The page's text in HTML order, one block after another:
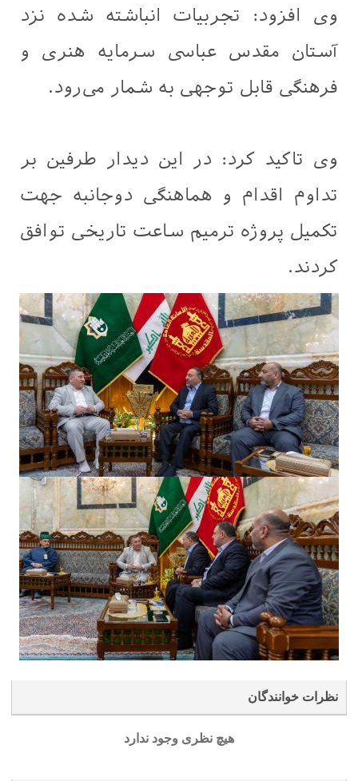
وی افزود: تجربیات انباشته شده نزد
آستان مقدس عباسی سرمایه هنری و
فرهنگی قابل توجهی به شمار می‌رود.
وی تاکید کرد: در این دیدار طرفین بر
تداوم اقدام و هماهنگی دوجانبه جهت
تکمیل پروژه ترمیم ساعت تاریخی توافق
کردند.
نظرات خوانندگان
هیچ نظری وجود ندارد